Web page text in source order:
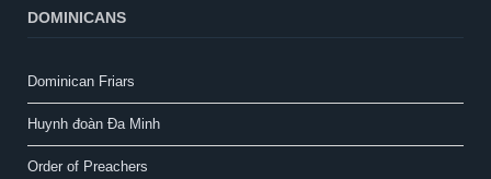
DOMINICANS
Dominican Friars
Huynh đoàn Đa Minh
Order of Preachers